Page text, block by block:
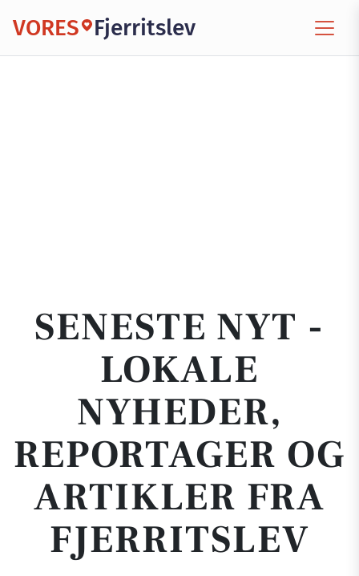
VORES Fjerritslev
SENESTE NYT -
LOKALE
NYHEDER,
REPORTAGER OG
ARTIKLER FRA
FJERRITSLEV